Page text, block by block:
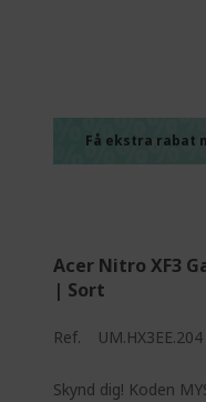
Få ekstra rabat
Acer Nitro XF3
| Sort
Ref. UM.HX3EE.204
Skynd dig! Koden